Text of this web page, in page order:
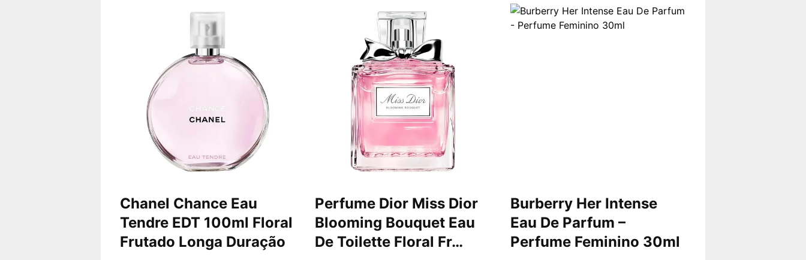
Chanel Chance Eau
Tendre EDT 100ml Floral
Frutado Longa Duração
Perfume Dior Miss Dior
Blooming Bouquet Eau
De Toilette Floral Fr…
Burberry Her Intense
Eau De Parfum –
Perfume Feminino 30ml